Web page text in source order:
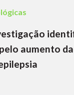
aumento